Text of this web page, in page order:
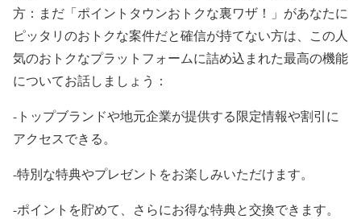
方：まだ「ポイントタウンおトクな裏ワザ！」があなたに
ピッタリのおトクな案件だと確信が持てない方は、この人
気のおトクなプラットフォームに詰め込まれた最高の機能
についてお話しましょう：
-トップブランドや地元企業が提供する限定情報や割引に
アクセスできる。
-特別な特典やプレゼントをお楽しみいただけます。
-ポイントを貯めて、さらにお得な特典と交換できます。